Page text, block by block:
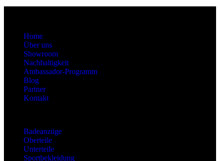
Home
Über uns
Showroom
Nachhaltigkeit
Ambassador-Programm
Blog
Partner
Kontakt
Badeanzüge
Oberteile
Unterteile
Sportbekleidung